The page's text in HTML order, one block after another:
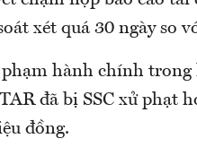
xét quá 30 ngày so
hành chính
đã bị SSC xử phạt
đồng.